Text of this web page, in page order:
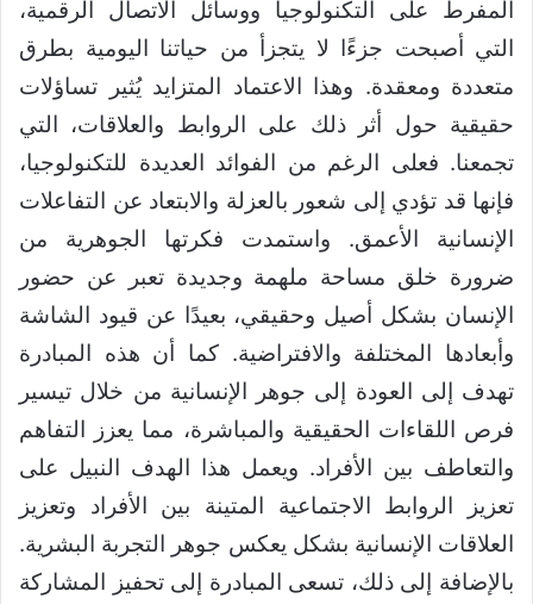
المفرط على التكنولوجيا ووسائل الاتصال الرقمية،
التي أصبحت جزءًا لا يتجزأ من حياتنا اليومية بطرق
متعددة ومعقدة. وهذا الاعتماد المتزايد يُثير تساؤلات
حقيقية حول أثر ذلك على الروابط والعلاقات، التي
تجمعنا. فعلى الرغم من الفوائد العديدة للتكنولوجيا،
فإنها قد تؤدي إلى شعور بالعزلة والابتعاد عن التفاعلات
الإنسانية الأعمق. واستمدت فكرتها الجوهرية من
ضرورة خلق مساحة ملهمة وجديدة تعبر عن حضور
الإنسان بشكل أصيل وحقيقي، بعيدًا عن قيود الشاشة
وأبعادها المختلفة والافتراضية. كما أن هذه المبادرة
تهدف إلى العودة إلى جوهر الإنسانية من خلال تيسير
فرص اللقاءات الحقيقية والمباشرة، مما يعزز التفاهم
والتعاطف بين الأفراد. ويعمل هذا الهدف النبيل على
تعزيز الروابط الاجتماعية المتينة بين الأفراد وتعزيز
العلاقات الإنسانية بشكل يعكس جوهر التجربة البشرية.
بالإضافة إلى ذلك، تسعى المبادرة إلى تحفيز المشاركة